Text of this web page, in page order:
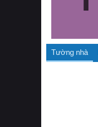
Tường nhà